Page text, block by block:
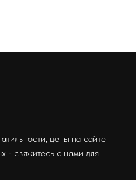
цены на сайте
- свяжитесь с нами для